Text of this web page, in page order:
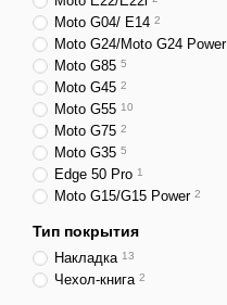
Moto G04/ E14 2
Moto G24/Moto G24 Power
Moto G85 5
Moto G45 2
Moto G55 10
Moto G75 2
Moto G35 5
Edge 50 Pro 1
Moto G15/G15 Power 2
Тип покрытия
Накладка 13
Чехол-книга 2